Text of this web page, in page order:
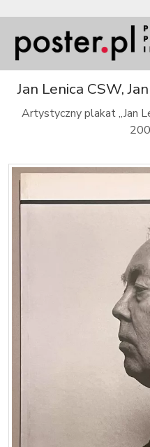
Jan Lenica CSW,
Artystyczny plakat „Jan